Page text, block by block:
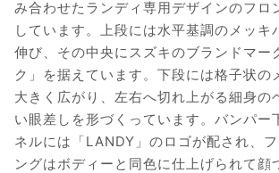
み合わせたランディ専用デザインのフロ
しています。上段には水平基調のメッキ
伸び、その中央にスズキのブランドマー
ク」を据えています。下段には格子状の
大きく広がり、左右へ切れ上がる細身の
い眼差しを形づくっています。バンパー
ネルには「LANDY」のロゴが配され、
ングはボディーと同色に仕上げられて顔